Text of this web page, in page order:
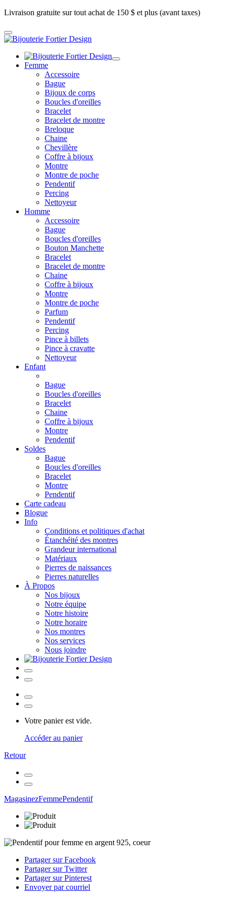
Livraison gratuite sur tout achat de 150 $ et plus (avant taxes)
Femme
Accessoire
Bague
Bijoux de corps
Boucles d'oreilles
Bracelet
Bracelet de montre
Breloque
Chaine
Chevillère
Coffre à bijoux
Montre
Montre de poche
Pendentif
Percing
Nettoyeur
Homme
Accessoire
Bague
Boucles d'oreilles
Bouton Manchette
Bracelet
Bracelet de montre
Chaine
Coffre à bijoux
Montre
Montre de poche
Parfum
Pendentif
Percing
Pince à billets
Pince à cravatte
Nettoyeur
Enfant
Bague
Boucles d'oreilles
Bracelet
Chaine
Coffre à bijoux
Montre
Pendentif
Soldes
Bague
Boucles d'oreilles
Bracelet
Montre
Pendentif
Carte cadeau
Blogue
Info
Conditions et politiques d'achat
Étanchéité des montres
Grandeur international
Matériaux
Pierres de naissances
Pierres naturelles
À Propos
Nos bijoux
Notre équipe
Notre histoire
Notre horaire
Nos montres
Nos services
Nous joindre
Votre panier est vide.
Accéder au panier
Retour
MagasinezFemmePendentif
Partager sur Facebook
Partager sur Twitter
Partager sur Pinterest
Envoyer par courriel